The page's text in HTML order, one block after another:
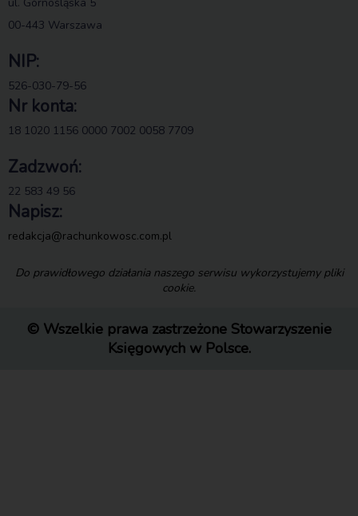
00-443 Warszawa
NIP:
526-030-79-56
Nr konta:
18 1020 1156 0000 7002 0058 7709
Zadzwoń:
22 583 49 56
Napisz:
redakcja@rachunkowosc.com.pl
Do prawidłowego działania naszego serwisu wykorzystujemy pliki
cookie.
© Wszelkie prawa zastrzeżone Stowarzyszenie
Księgowych w Polsce.